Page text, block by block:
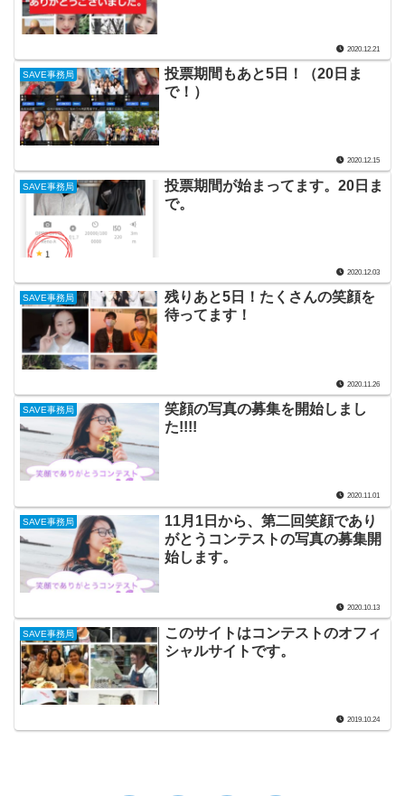
2020.12.21
SAVE事務局
投票期間もあと5日！（20日ま
で！）
2020.12.15
SAVE事務局
投票期間が始まってます。20日ま
で。
2020.12.03
SAVE事務局
残りあと5日！たくさんの笑顔を
待ってます！
2020.11.26
SAVE事務局
笑顔の写真の募集を開始しまし
た!!!!
2020.11.01
SAVE事務局
11月1日から、第二回笑顔であり
がとうコンテストの写真の募集開
始します。
2020.10.13
SAVE事務局
このサイトはコンテストのオフィ
シャルサイトです。
2019.10.24